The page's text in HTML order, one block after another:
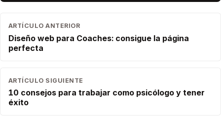
ARTÍCULO ANTERIOR
Diseño web para Coaches: consigue la página
perfecta
ARTÍCULO SIGUIENTE
10 consejos para trabajar como psicólogo y tener
éxito